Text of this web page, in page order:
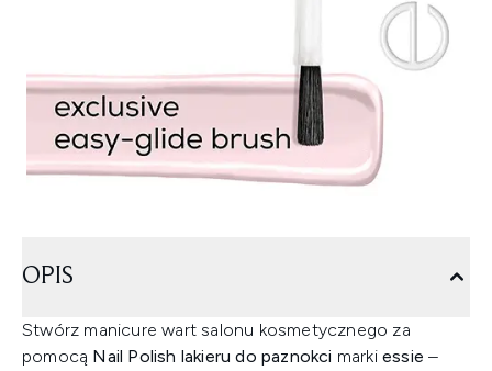
OPIS
Stwórz manicure wart salonu kosmetycznego za
pomocą Nail Polish lakieru do paznokci markiessie –